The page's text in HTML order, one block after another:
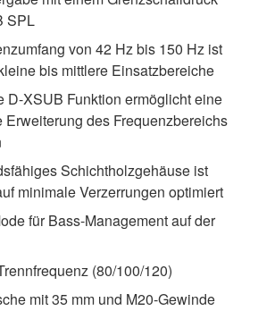
SPL
von 42 Hz bis 150 Hz ist
bis mittlere Einsatzbereiche
D-XSUB Funktion ermöglicht eine
Erweiterung des Frequenzbereichs
Schichtholzgehäuse ist
minimale Verzerrungen optimiert
für Bass-Management auf der
(80/100/120)
mit 35 mm und M20-Gewinde